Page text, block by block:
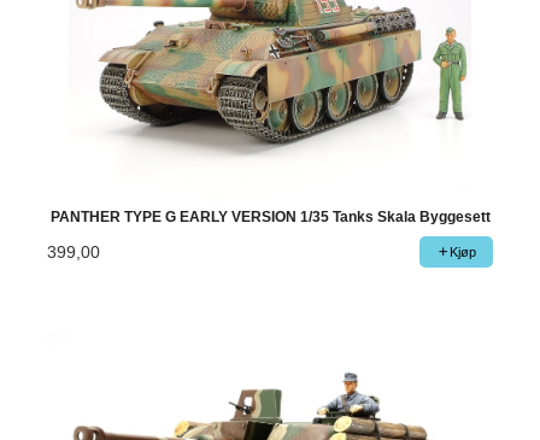
PANTHER TYPE G EARLY VERSION 1/35 Tanks Skala Byggesett
399,00 Kjøp